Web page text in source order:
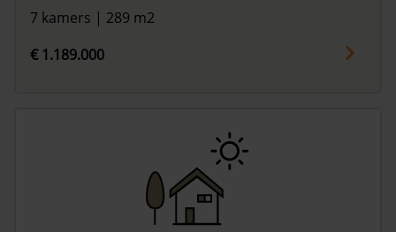
7 kamers | 289 m2
€ 1.189.000